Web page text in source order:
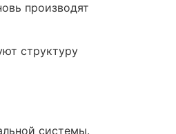
производят
структуру
системы.